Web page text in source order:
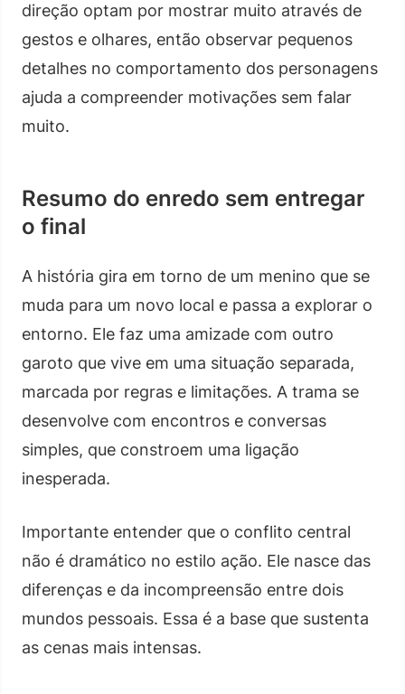
direção optam por mostrar muito através de
gestos e olhares, então observar pequenos
detalhes no comportamento dos personagens
ajuda a compreender motivações sem falar
muito.
Resumo do enredo sem entregar
o final
A história gira em torno de um menino que se
muda para um novo local e passa a explorar o
entorno. Ele faz uma amizade com outro
garoto que vive em uma situação separada,
marcada por regras e limitações. A trama se
desenvolve com encontros e conversas
simples, que constroem uma ligação
inesperada.
Importante entender que o conflito central
não é dramático no estilo ação. Ele nasce das
diferenças e da incompreensão entre dois
mundos pessoais. Essa é a base que sustenta
as cenas mais intensas.